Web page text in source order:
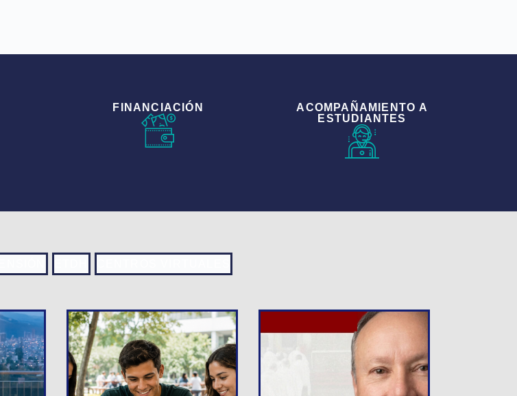
FINANCIACIÓN
ACOMPAÑAMIENTO A
ESTUDIANTES